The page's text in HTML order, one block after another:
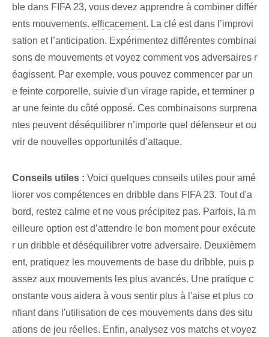
ble dans FIFA 23, vous devez apprendre à combiner différ
ents mouvements. efficacement. La clé est dans l’improvi
sation et l’anticipation. ⁢Expérimentez ⁤différentes combinai
sons de mouvements et voyez comment vos adversaires r
éagissent. Par exemple, vous pouvez commencer par un
e feinte corporelle, suivie d'un virage rapide, et terminer p
ar une feinte du côté opposé. Ces combinaisons surprena
ntes peuvent déséquilibrer n’importe quel défenseur et ou
vrir de nouvelles opportunités d’attaque.
Conseils utiles⁢ : ⁢Voici quelques ‌conseils utiles⁤ pour amé
liorer ⁣vos compétences en dribble⁤ dans FIFA 23. Tout d'a
bord, restez calme et ne vous précipitez pas. Parfois, la m
eilleure option est d’attendre le bon moment pour exécute
r un dribble et déséquilibrer votre adversaire. Deuxièmem
ent, pratiquez les mouvements de base du dribble, puis p
assez aux mouvements les plus avancés. Une pratique c
onstante vous aidera à vous sentir plus à l'aise et plus co
nfiant dans l'utilisation de ces mouvements dans des situ
ations de jeu réelles. Enfin, analysez vos matchs et voyez